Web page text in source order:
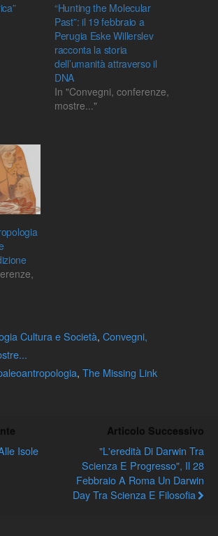
“Hunting the Molecular
Past”: il 19 febbraio a
Perugia Eske Willerslev
racconta la storia
dell’umanità attraverso il
DNA
In "Convegni, conferenze,
mostre..."
Cultura e Società, Convegni,
, The Missing Link
Isole
Articolo Successivo
"L'eredità Di Darwin Tra
Scienza E Progresso", Il 28
Febbraio A Roma Un Darwin
Day Tra Scienza E Filosofia